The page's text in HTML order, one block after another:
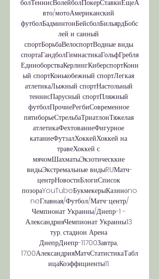
болТеннисВолейболПокерСтавкиЕщеА
вто/мотоАмериканский
футболБадминтонБейсболБильярдБобс
лей и санный
спортБорьбаВелоспортВодные виды
спортаГандболГимнастикаГольфГребля
ЕдиноборстваКерлингКиберспортКонн
ый спортКонькобежный спортЛегкая
атлетикаЛыжный спортНастольный
теннисПарусный спортПляжный
футболПрочиеРегбиСовременное
пятиборьеСтрельбаТриатлонТяжелая
атлетикаФехтованиеФигурное
катаниеФутзалХоккейХоккей на
травеХоккей с
мячомШахматыЭкзотическкие
видыЭкстремальные видыRUМатч-
центрНовостиБлогиСписок
позораYouTubeБукмекерыКазиноno
neГлавная/Футбол/Матч-центр/
Чемпионат Украины/Днепр-1 -
АлександрияЧемпионат Украины13
тур, стадион Арена
ДнепрДнепр-11700Завтра,
17:00АлександрияМатчСтатистикаТабл
ицаКоэффициенты11.